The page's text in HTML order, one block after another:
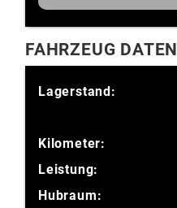
FAHRZEUG DATEN
Lagerstand:
Kilometer:
Leistung:
Hubraum: